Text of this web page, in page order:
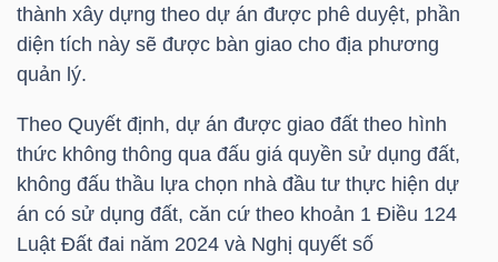
thành xây dựng theo dự án được phê duyệt, phần
diện tích này sẽ được bàn giao cho địa phương
quản lý.
Theo Quyết định, dự án được giao đất theo hình
thức không thông qua đấu giá quyền sử dụng đất,
không đấu thầu lựa chọn nhà đầu tư thực hiện dự
án có sử dụng đất, căn cứ theo khoản 1 Điều 124
Luật Đất đai năm 2024 và Nghị quyết số
VĨ
MÔ
NGÀNH